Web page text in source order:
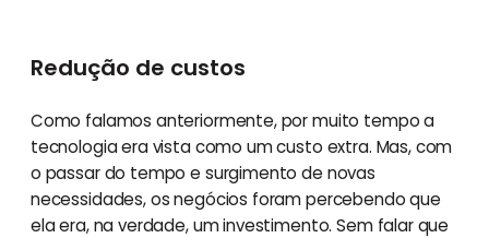
Redução de custos
Como falamos anteriormente, por muito tempo a
tecnologia era vista como um custo extra. Mas, com
o passar do tempo e surgimento de novas
necessidades, os negócios foram percebendo que
ela era, na verdade, um investimento. Sem falar que